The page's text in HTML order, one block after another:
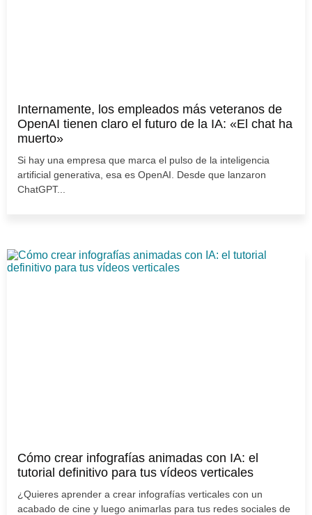
Internamente, los empleados más veteranos de
OpenAI tienen claro el futuro de la IA: «El chat ha
muerto»
Si hay una empresa que marca el pulso de la inteligencia
artificial generativa, esa es OpenAI. Desde que lanzaron
ChatGPT...
Cómo crear infografías animadas con IA: el
tutorial definitivo para tus vídeos verticales
¿Quieres aprender a crear infografías verticales con un
acabado de cine y luego animarlas para tus redes sociales de